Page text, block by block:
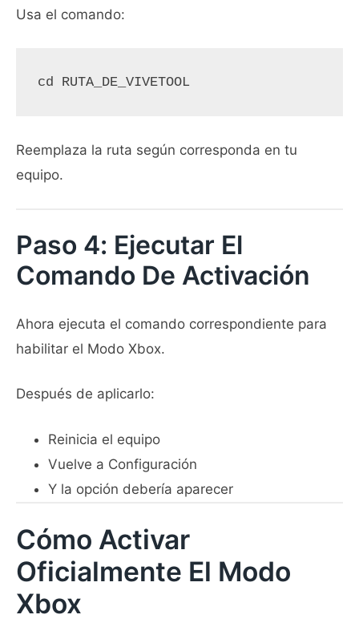
Usa el comando:
cd RUTA_DE_VIVETOOL
Reemplaza la ruta según corresponda en tu
equipo.
Paso 4: Ejecutar El
Comando De Activación
Ahora ejecuta el comando correspondiente para
habilitar el Modo Xbox.
Después de aplicarlo:
Reinicia el equipo
Vuelve a Configuración
Y la opción debería aparecer
Cómo Activar
Oficialmente El Modo
Xbox